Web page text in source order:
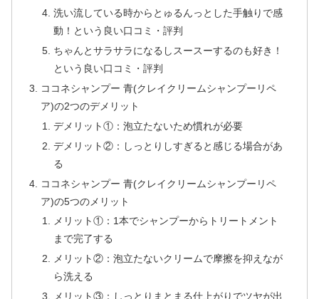
洗い流している時からとゅるんっとした手触りで感
動！という良い口コミ・評判
ちゃんとサラサラになるしスースーするのも好き！
という良い口コミ・評判
ココネシャンプー 青(クレイクリームシャンプーリペ
ア)の2つのデメリット
デメリット①：泡立たないため慣れが必要
デメリット②：しっとりしすぎると感じる場合があ
る
ココネシャンプー 青(クレイクリームシャンプーリペ
ア)の5つのメリット
メリット①：1本でシャンプーからトリートメント
まで完了する
メリット②：泡立たないクリームで摩擦を抑えなが
ら洗える
メリット③：しっとりまとまる仕上がりでツヤが出